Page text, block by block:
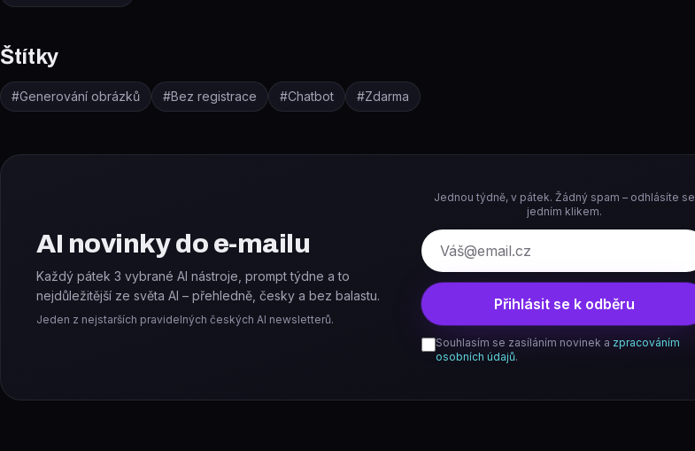
Štítky
#Generování obrázků #Bez registrace #Chatbot #Zdarma
AI novinky do e-mailu
Každý pátek 3 vybrané AI nástroje, prompt týdne a to
nejdůležitější ze světa AI – přehledně, česky a bez balastu.
Jeden z nejstarších pravidelných českých AI newsletterů.
Jednou týdně, v pátek. Žádný spam – odhlásíte se
jedním klikem.
E-mail
Přihlásit se k odběru
Souhlasím se zasíláním novinek a zpracováním
osobních údajů.